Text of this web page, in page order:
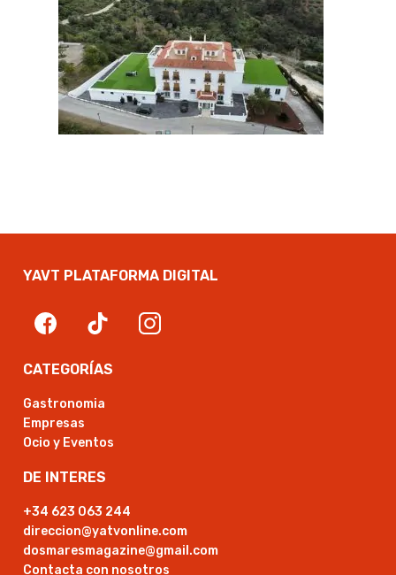
YAVT PLATAFORMA DIGITAL
CATEGORÍAS
Gastronomia
Empresas
Ocio y Eventos
DE INTERES
+34 623 063 244
direccion@yatvonline.com
dosmaresmagazine@gmail.com
Contacta con nosotros